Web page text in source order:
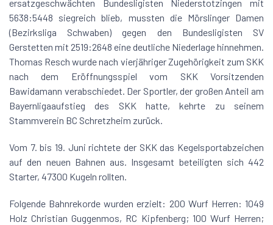
ersatzgeschwächten Bundesligisten Niederstotzingen mit
5638:5448 siegreich blieb, mussten die Mörslinger Damen
(Bezirksliga Schwaben) gegen den Bundesligisten SV
Gerstetten mit 2519:2648 eine deutliche Niederlage hinnehmen.
Thomas Resch wurde nach vierjähriger Zugehörigkeit zum SKK
nach dem Eröffnungsspiel vom SKK Vorsitzenden
Bawidamann verabschiedet. Der Sportler, der großen Anteil am
Bayernligaaufstieg des SKK hatte, kehrte zu seinem
Stammverein BC Schretzheim zurück.
Vom 7. bis 19. Juni richtete der SKK das Kegelsportabzeichen
auf den neuen Bahnen aus. Insgesamt beteiligten sich 442
Starter, 47300 Kugeln rollten.
Folgende Bahnrekorde wurden erzielt: 200 Wurf Herren: 1049
Holz Christian Guggenmos, RC Kipfenberg; 100 Wurf Herren;